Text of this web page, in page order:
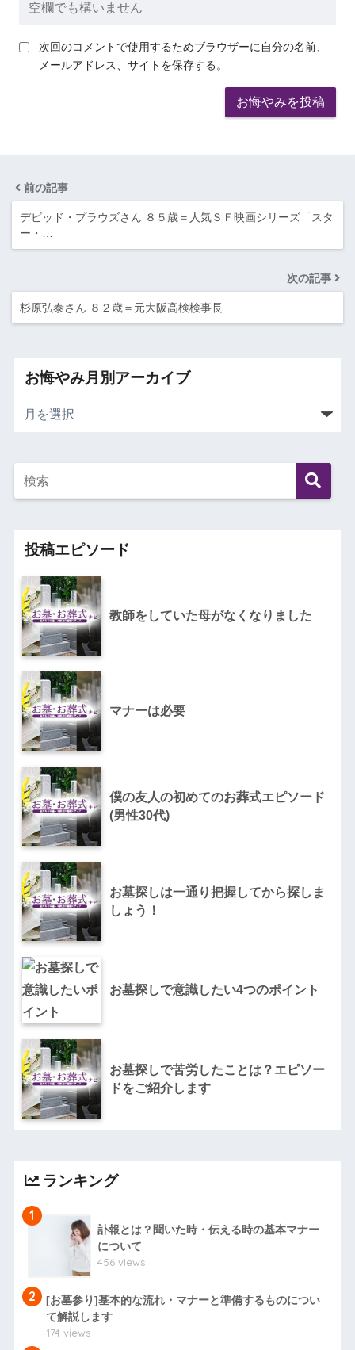
次回のコメントで使用するためブラウザーに自分の名前、
メールアドレス、サイトを保存する。
前の記事
デビッド・プラウズさん ８５歳＝人気ＳＦ映画シリーズ「スタ
ー・…
次の記事
杉原弘泰さん ８２歳＝元大阪高検検事長
お悔やみ月別アーカイブ
投稿エピソード
教師をしていた母がなくなりました
マナーは必要
僕の友人の初めてのお葬式エピソード
(男性30代)
お墓探しは一通り把握してから探しま
しょう！
お墓探しで意識したい4つのポイント
お墓探しで苦労したことは？エピソー
ドをご紹介します
ランキング
1
訃報とは？聞いた時・伝える時の基本マナー
について
456 views
2
[お墓参り]基本的な流れ・マナーと準備するものについ
て解説します
174 views